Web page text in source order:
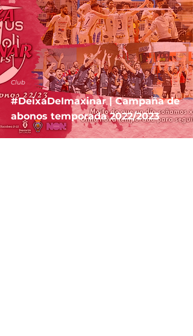
#DeixaDeImaxinar | Campaña de
abonos temporada 2022/2023
Club